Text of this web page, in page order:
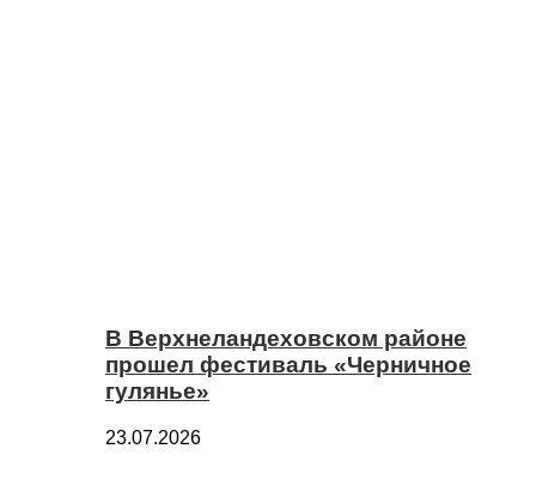
В Верхнеландеховском районе
прошел фестиваль «Черничное
гулянье»
23.07.2026